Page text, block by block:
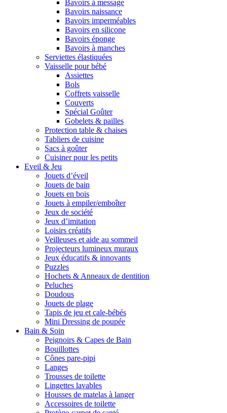
Bavoirs à message
Bavoirs naissance
Bavoirs imperméables
Bavoirs en silicone
Bavoirs éponge
Bavoirs à manches
Serviettes élastiquées
Vaisselle pour bébé
Assiettes
Bols
Coffrets vaisselle
Couverts
Spécial Goûter
Gobelets & pailles
Protection table & chaises
Tabliers de cuisine
Sacs à goûter
Cuisiner pour les petits
Eveil & Jeu
Jouets d’éveil
Jouets de bain
Jouets en bois
Jouets à empiler/emboîter
Jeux de société
Jeux d’imitation
Loisirs créatifs
Veilleuses et aide au sommeil
Projecteurs lumineux muraux
Jeux éducatifs & innovants
Puzzles
Hochets & Anneaux de dentition
Peluches
Doudous
Jouets de plage
Tapis de jeu et cale-bébés
Mini Dressing de poupée
Bain & Soin
Peignoirs & Capes de Bain
Bouillottes
Cônes pare-pipi
Langes
Trousses de toilette
Lingettes lavables
Housses de matelas à langer
Accessoires de toilette